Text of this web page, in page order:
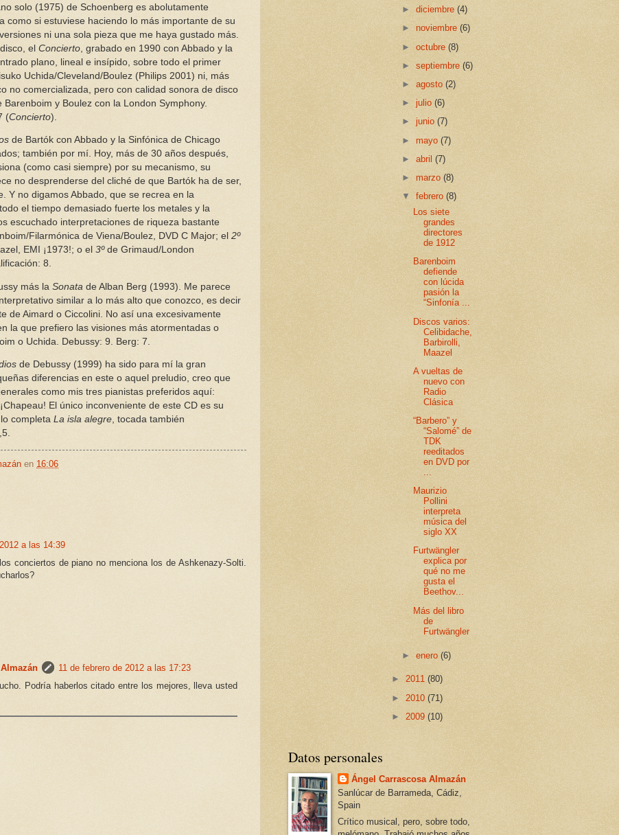
solo (1975) de Schoenberg es abolutamente
como si estuviese haciendo lo más importante de su
ni una sola pieza que me haya gustado más.
el Concierto , grabado en 1990 con Abbado y la
plano, lineal e insípido, sobre todo el primer
Uchida/Cleveland/Boulez (Philips 2001) ni, más
no comercializada, pero con calidad sonora de disco
y Boulez con la London Symphony.
(Concierto).
de Bartók con Abbado y la Sinfónica de Chicago
también por mí. Hoy, más de 30 años después,
(como casi siempre) por su mecanismo, su
no desprenderse del cliché de que Bartók ha de ser,
Y no digamos Abbado, que se recrea en la
el tiempo demasiado fuerte los metales y la
escuchado interpretaciones de riqueza bastante
Filarmónica de Viena/Boulez, DVD C Major; el 2º
EMI ¡1973!; o el 3ºde Grimaud/London
8.
más la Sonata de Alban Berg (1993). Me parece
similar a lo más alto que conozco, es decir
de Aimard o Ciccolini. No así una excesivamente
la que prefiero las visiones más atormentadas o
o Uchida. Debussy: 9. Berg: 7.
de Debussy (1999) ha sido para mí la gran
diferencias en este o aquel preludio, creo que
como mis tres pianistas preferidos aquí:
El único inconveniente de este CD es su
completa La isla alegre, tocada también
en 16:06
a las 14:39
conciertos de piano no menciona los de Ashkenazy-Solti.
11 de febrero de 2012 a las 17:23
Podría haberlos citado entre los mejores, lleva usted
►diciembre(4)
►noviembre(6)
►octubre(8)
►septiembre(6)
►agosto(2)
►julio(6)
►junio(7)
►mayo(7)
►abril(7)
►marzo(8)
▼febrero(8)
Los siete
grandes
directores
de 1912
Barenboim
defiende
con lúcida
pasión la
“Sinfonía ...
Discos varios:
Celibidache,
Barbirolli,
Maazel
A vueltas de
nuevo con
Radio
Clásica
“Barbero” y
“Salomé” de
TDK
reeditados
en DVD por
Maurizio
Pollini
interpreta
música del
siglo XX
Furtwängler
explica por
qué no me
gusta el
Beethov...
Más del libro
de
Furtwängler
►enero(6)
► 2011 (80)
► 2010 (71)
► 2009 (10)
Datos personales
Ángel Carrascosa Almazán
Sanlúcar de Barrameda, Cádiz,
Spain
Crítico musical, pero, sobre todo,